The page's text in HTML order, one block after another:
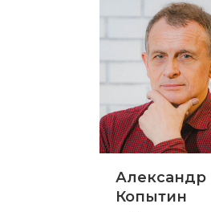
Александр
Копытин